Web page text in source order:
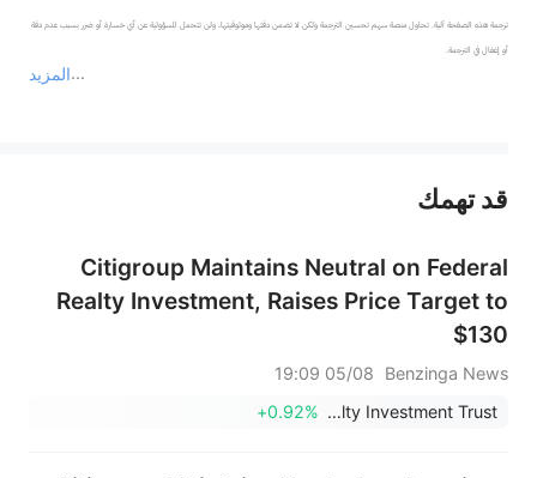
المزيد
ترجمة هذه الصفحة آلية. تحاول منصة سهم تحسين الترجمة ولكن لا تضمن دقتها وموثوقيتها، ولن تتحمل المسؤولية عن أي خسارة أو ضرر بسبب عدم دقة
أو إغفال في الترجمة.
عند الضرورة، يرجى استشارة مستشار استثمار محترف. لا تقدم منصة سهم أي مشورة استثمارية، ولا تقدم أي التزامات أو ضمانات.
قد تهمك
Citigroup Maintains Neutral on Federal
Realty Investment, Raises Price Target to
$130
Benzinga News
05/08 19:09
Federal Realty Investment Trust
+0.92%